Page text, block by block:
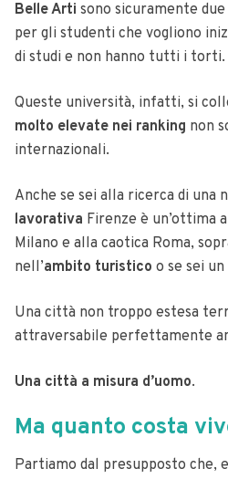
Belle Arti sono sicuramente
per gli studenti che vogliono
di studi e non hanno tutti i torti.
Queste università, infatti, si
molto elevate nei ranking non
internazionali.
Anche se sei alla ricerca di una
lavorativa Firenze è un’ottima
Milano e alla caotica Roma,
nell’ambito turistico o se sei un
Una città non troppo estesa
attraversabile perfettamente
Una città a misura d’uomo.
Ma quanto costa
Partiamo dal presupposto che,